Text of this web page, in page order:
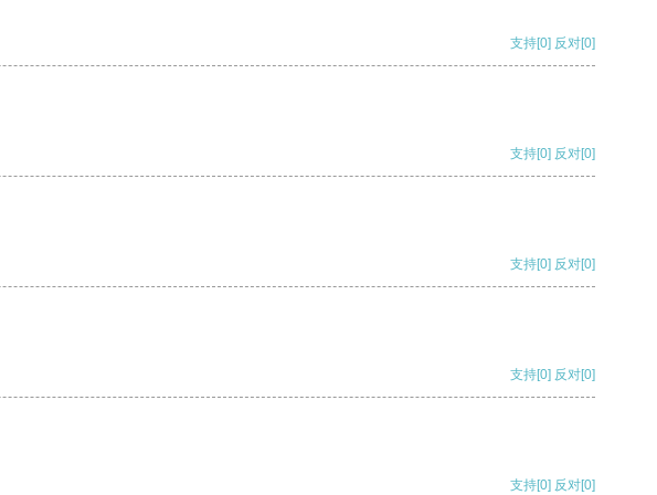
支持[0] 反对[0]
支持[0] 反对[0]
支持[0] 反对[0]
支持[0] 反对[0]
支持[0] 反对[0]